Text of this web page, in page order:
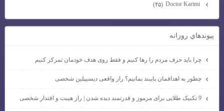
(۴۵)
پيوندهاي روزانه
چرا باید حرف مردم را رها کنیم و فقط روی هدف خودمان تمرکز کنیم
چطور به اهدافمان پایبند بمانیم؟ راز واقعی دیسیپلین شخصی
9 تکنیک طلایی برای مرموز و قدرتمند دیده شدن | راز هیبت و اقتدار شخصی